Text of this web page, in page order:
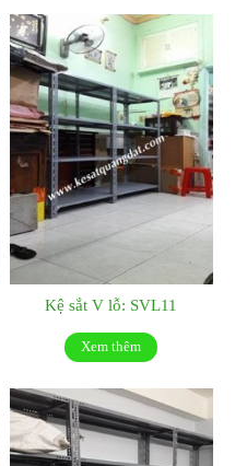
Kệ sắt V lỗ: SVL11
Xem thêm